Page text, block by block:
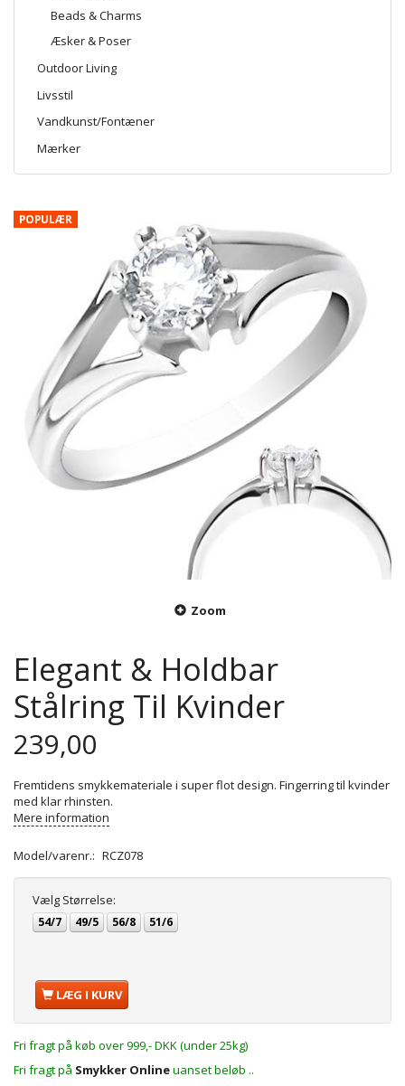
Beads & Charms
Æsker & Poser
Outdoor Living
Livsstil
Vandkunst/Fontæner
Mærker
POPULÆR
Zoom
Elegant & Holdbar
Stålring Til Kvinder
239,00
Fremtidens smykkemateriale i super flot design. Fingerring til kvinder
med klar rhinsten.
Mere information
Model/varenr.: RCZ078
Vælg Størrelse:
54/7 49/5 56/8 51/6
LÆG I KURV
Fri fragt på køb over 999,- DKK (under 25kg)
Fri fragt på Smykker Onlineuanset beløb ..